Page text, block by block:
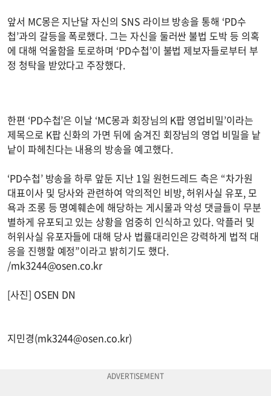
앞서 MC몽은 지난달 자신의 SNS 라이브 방송을 통해 ‘PD수
첩’과의 갈등을 폭로했다. 그는 자신을 둘러싼 불법 도박 등 의혹
에 대해 억울함을 토로하며 ‘PD수첩’이 불법 제보자들로부터 부
정 청탁을 받았다고 주장했다.
한편 ‘PD수첩’은 이날 ‘MC몽과 회장님의 K팝 영업비밀’이라는
제목으로 K팝 신화의 가면 뒤에 숨겨진 회장님의 영업 비밀을 낱
낱이 파헤친다는 내용의 방송을 예고했다.
‘PD수첩’ 방송을 하루 앞둔 지난 1일 원헌드레드 측은 “차가원
대표이사 및 당사와 관련하여 악의적인 비방, 허위사실 유포, 모
욕과 조롱 등 명예훼손에 해당하는 게시물과 악성 댓글들이 무분
별하게 유포되고 있는 상황을 엄중히 인식하고 있다. 악플러 및
허위사실 유포자들에 대해 당사 법률대리인은 강력하게 법적 대
응을 진행할 예정”이라고 밝히기도 했다.
/mk3244@osen.co.kr
[사진] OSEN DN
지민경(mk3244@osen.co.kr)